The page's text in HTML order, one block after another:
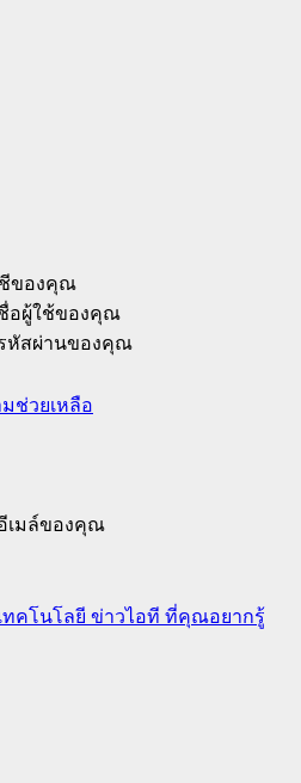
ของคุณ
อผู้ใช้ของคุณ
หัสผ่านของคุณ
ช่วยเหลือ
เมล์ของคุณ
ทคโนโลยี ข่าวไอที ที่คุณอยากรู้